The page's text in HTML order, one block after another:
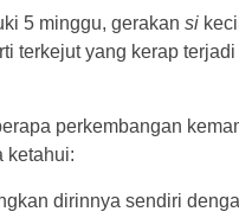
5 minggu, gerakan si
terkejut yang kerap
perkembangan
ketahui:
dirinnya sendiri